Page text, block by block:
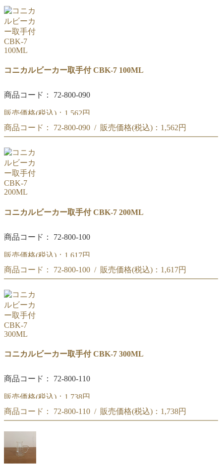
リカシツ ビーカー取手付 500ML BK-7
コニカルビーカー取手付 CBK-7 100ML
商品コード： 72-800-090
販売価格(税込)： 1,562円
リカシツ コニカルビーカー取手付 100ML CBK-7
商品コード： 72-800-090 / 販売価格(税込)： 1,562円
リカシツ コニカルビーカー取手付 100ML CBK-7
コニカルビーカー取手付 CBK-7 200ML
商品コード： 72-800-100
販売価格(税込)： 1,617円
リカシツ コニカルビーカー取手付 200ML CBK-7
商品コード： 72-800-100 / 販売価格(税込)： 1,617円
リカシツ コニカルビーカー取手付 200ML CBK-7
コニカルビーカー取手付 CBK-7 300ML
商品コード： 72-800-110
販売価格(税込)： 1,738円
リカシツ コニカルビーカー取手付 300ML CBK-7
商品コード： 72-800-110 / 販売価格(税込)： 1,738円
リカシツ コニカルビーカー取手付 300ML CBK-7